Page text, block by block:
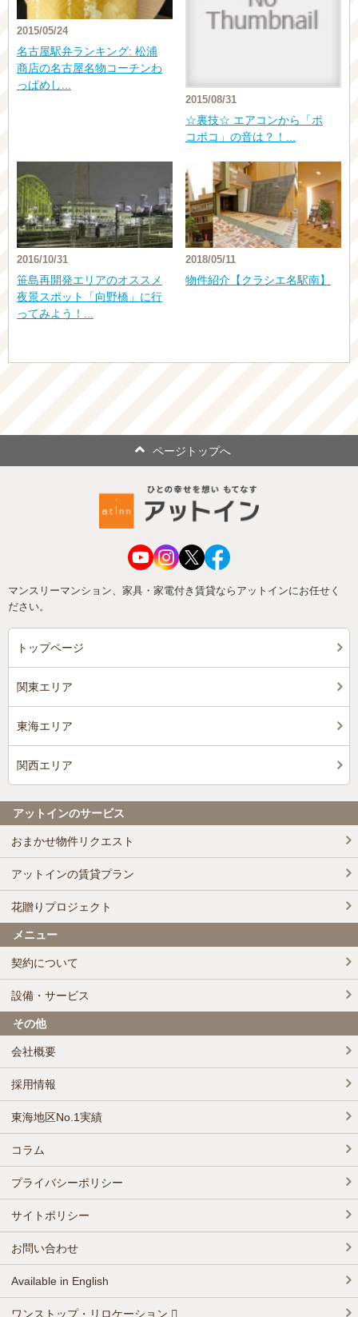
2015/05/24
名古屋駅弁ランキング: 松浦
商店の名古屋名物コーチンわ
っぱめし...
2015/08/31
☆裏技☆ エアコンから「ポ
コポコ」の音は？！...
2016/10/31
笹島再開発エリアのオススメ
夜景スポット「向野橋」に行
ってみよう！...
2018/05/11
物件紹介【クラシエ名駅南】
ページトップへ
マンスリーマンション、家具・家電付き賃貸ならアットインにお任せく
ださい。
トップページ
関東エリア
東海エリア
関西エリア
アットインのサービス
おまかせ物件リクエスト
アットインの賃貸プラン
花贈りプロジェクト
メニュー
契約について
設備・サービス
その他
会社概要
採用情報
東海地区No.1実績
コラム
プライバシーポリシー
サイトポリシー
お問い合わせ
Available in English
ワンストップ・リロケーション